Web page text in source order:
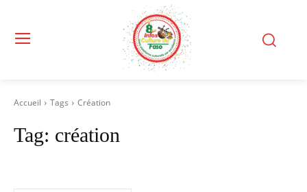
Accueil Tags Création
Tag: création